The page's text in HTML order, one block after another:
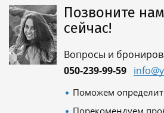
Позвоните
сейчас!
Вопросы и
050-239-99-59
Поможем
Порекомендуем